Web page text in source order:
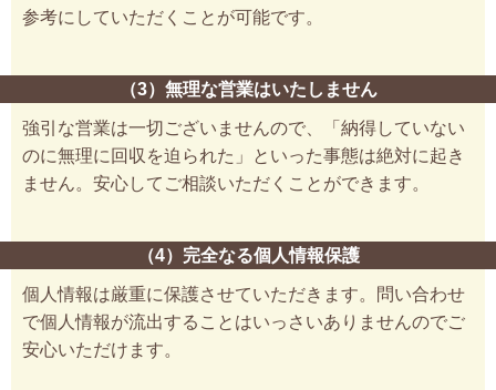
参考にしていただくことが可能です。
（3）無理な営業はいたしません
強引な営業は一切ございませんので、「納得していない
のに無理に回収を迫られた」といった事態は絶対に起き
ません。安心してご相談いただくことができます。
（4）完全なる個人情報保護
個人情報は厳重に保護させていただきます。問い合わせ
で個人情報が流出することはいっさいありませんのでご
安心いただけます。